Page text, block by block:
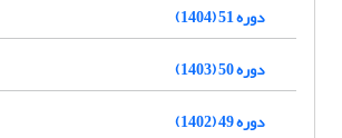
دوره 51 (1404)
دوره 50 (1403)
دوره 49 (1402)